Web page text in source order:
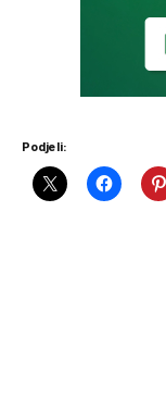
Podjeli: